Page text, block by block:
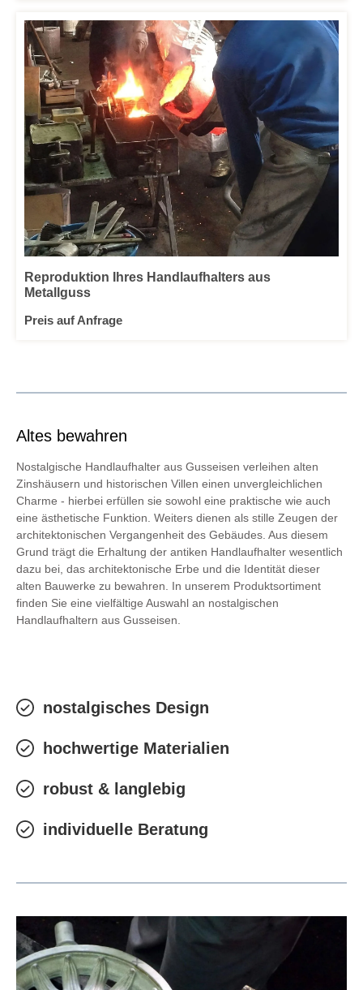
Reproduktion Ihres Handlaufhalters aus
Metallguss
Preis auf Anfrage
Altes bewahren
Nostalgische Handlaufhalter aus Gusseisen verleihen alten
Zinshäusern und historischen Villen einen unvergleichlichen
Charme - hierbei erfüllen sie sowohl eine praktische wie auch
eine ästhetische Funktion. Weiters dienen als stille Zeugen der
architektonischen Vergangenheit des Gebäudes. Aus diesem
Grund trägt die Erhaltung der antiken Handlaufhalter wesentlich
dazu bei, das architektonische Erbe und die Identität dieser
alten Bauwerke zu bewahren. In unserem Produktsortiment
finden Sie eine vielfältige Auswahl an nostalgischen
Handlaufhaltern aus Gusseisen.
nostalgisches Design
hochwertige Materialien
robust & langlebig
individuelle Beratung